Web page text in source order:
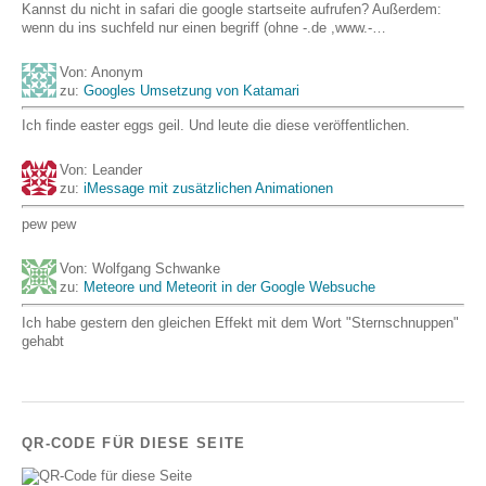
Kannst du nicht in safari die google startseite aufrufen? Außerdem:
wenn du ins suchfeld nur einen begriff (ohne -.de ,www.-…
Von: Anonym
zu: Googles Umsetzung von Katamari
Ich finde easter eggs geil. Und leute die diese veröffentlichen.
Von: Leander
zu: iMessage mit zusätzlichen Animationen
pew pew
Von: Wolfgang Schwanke
zu: Meteore und Meteorit in der Google Websuche
Ich habe gestern den gleichen Effekt mit dem Wort "Sternschnuppen"
gehabt
QR-CODE FÜR DIESE SEITE